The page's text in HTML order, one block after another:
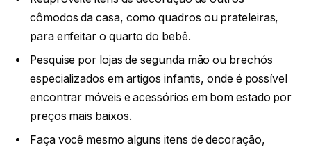
cômodos da casa, como quadros ou prateleiras,
para enfeitar o quarto do bebê.
Pesquise por lojas de segunda mão ou brechós
especializados em artigos infantis, onde é possível
encontrar móveis e acessórios em bom estado por
preços mais baixos.
Faça você mesmo alguns itens de decoração,